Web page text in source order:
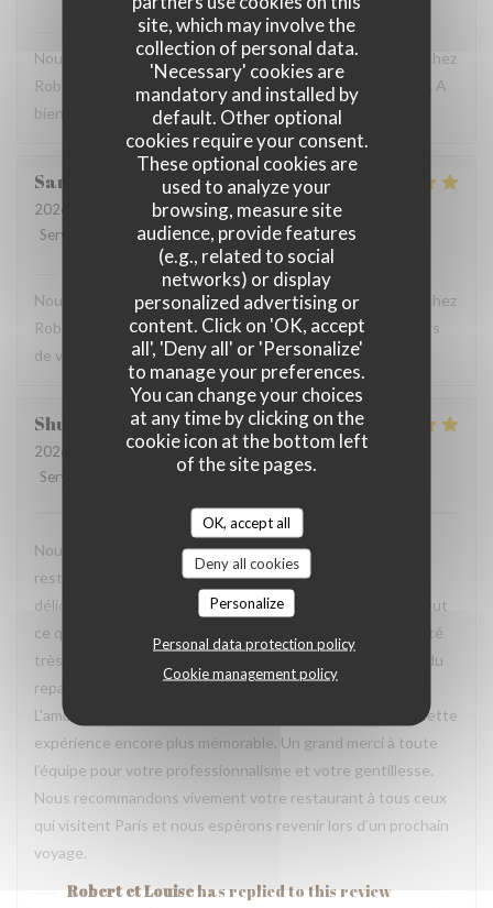
site, which may involve the
collection of personal data.
'Necessary' cookies are
mandatory and installed by
default. Other optional
cookies require your consent.
These optional cookies are
used to analyze your
browsing, measure site
audience, provide features
(e.g., related to social
networks) or display
personalized advertising or
content. Click on 'OK, accept
all', 'Deny all' or 'Personalize'
to manage your preferences.
You can change your choices
at any time by clicking on the
cookie icon at the bottom left
of the site pages.
OK, accept all
Deny all cookies
Personalize
Personal data protection policy
Cookie management policy
Robert et Louisehas replied to this review
Nous sommes ravis que vous ayez passé un bon moment chez
Robert et Louise, Et vous remercions pour votre message. A
bientôt ?
Sam
2026-07-17
- 17:45 - Guests 2
Service
Ambiance:5/5 Food: 5/5 Value:4/5
Robert et Louise has replied to this review
Nous sommes ravis que vous ayez passé un bon moment chez
Robert et Louise, que nous serons heureux de rééditer lors
de votre prochain passage.
Shunkuei C
2026-07-16
- 19:30 - Guests 2
Service
Ambiance : 5/5 Food : 5/5 Value
Nous avons passé une excellente soirée dans votre
restaurant lors de notre voyage à Paris. Les plats étaient
délicieux, parfaitement présentés et pleins de saveurs. Tout
ce que nous avons commandé était excellent. L’équipe a été
très accueillante, souriante et attentionnée tout au long du
repas. Nous nous sommes sentis très bien accueillis.
L’ambiance était agréable et chaleureuse, ce qui a rendu cette
expérience encore plus mémorable. Un grand merci à toute
l’équipe pour votre professionnalisme et votre gentillesse.
Nous recommandons vivement votre restaurant à tous ceux
qui visitent Paris et nous espérons revenir lors d’un prochain
voyage.
Robert et Louisehas replied to this review